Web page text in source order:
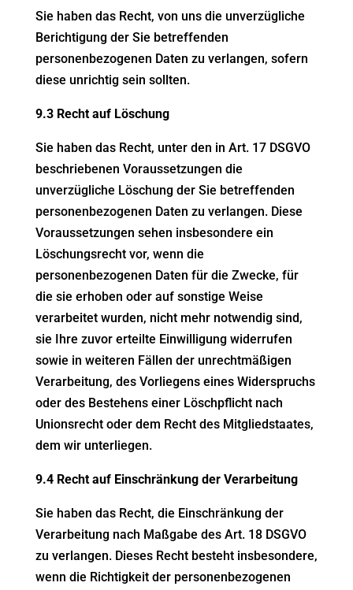
Sie haben das Recht, von uns die unverzügliche
Berichtigung der Sie betreffenden
personenbezogenen Daten zu verlangen, sofern
diese unrichtig sein sollten.
9.3 Recht auf Löschung
Sie haben das Recht, unter den in Art. 17 DSGVO
beschriebenen Voraussetzungen die
unverzügliche Löschung der Sie betreffenden
personenbezogenen Daten zu verlangen. Diese
Voraussetzungen sehen insbesondere ein
Löschungsrecht vor, wenn die
personenbezogenen Daten für die Zwecke, für
die sie erhoben oder auf sonstige Weise
verarbeitet wurden, nicht mehr notwendig sind,
sie Ihre zuvor erteilte Einwilligung widerrufen
sowie in weiteren Fällen der unrechtmäßigen
Verarbeitung, des Vorliegens eines Widerspruchs
oder des Bestehens einer Löschpflicht nach
Unionsrecht oder dem Recht des Mitgliedstaates,
dem wir unterliegen.
9.4 Recht auf Einschränkung der Verarbeitung
Sie haben das Recht, die Einschränkung der
Verarbeitung nach Maßgabe des Art. 18 DSGVO
zu verlangen. Dieses Recht besteht insbesondere,
wenn die Richtigkeit der personenbezogenen